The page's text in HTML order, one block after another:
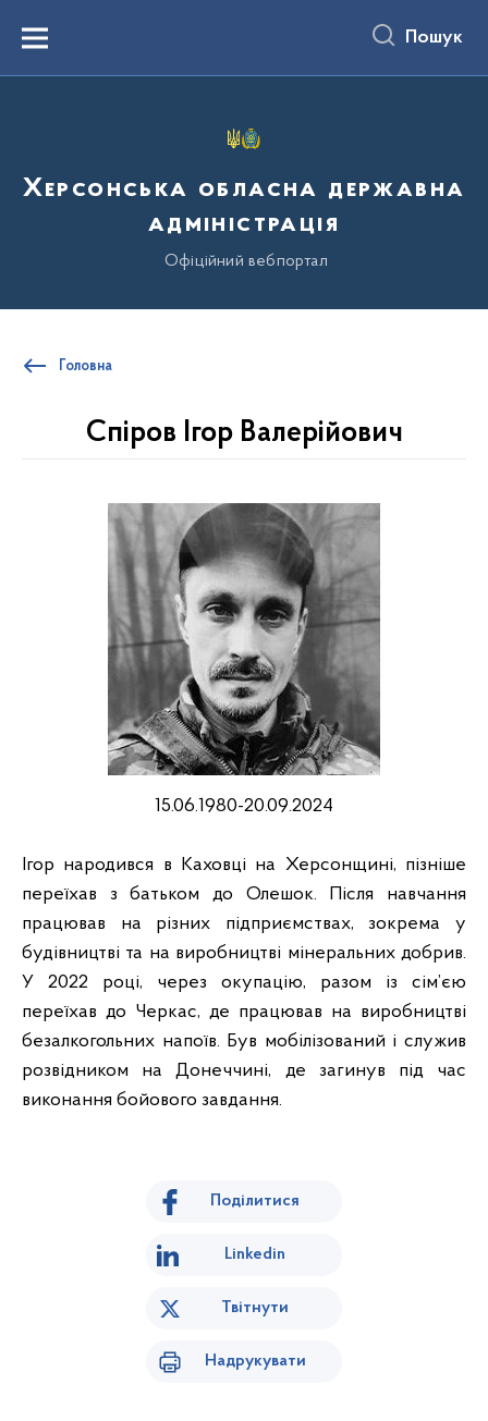
вмістуMenu Пошук
Херсонська обласна державна
адміністрація
Офіційний вебпортал
Головна
Спіров Ігор Валерійович
15.06.1980-20.09.2024
Ігор народився в Каховці на Херсонщині, пізніше
переїхав з батьком до Олешок. Після навчання
працював на різних підприємствах, зокрема у
будівництві та на виробництві мінеральних добрив.
У 2022 році, через окупацію, разом із сім’єю
переїхав до Черкас, де працював на виробництві
безалкогольних напоїв. Був мобілізований і служив
розвідником на Донеччині, де загинув під час
виконання бойового завдання.
Поділитися
Linkedin
Твітнути
Надрукувати